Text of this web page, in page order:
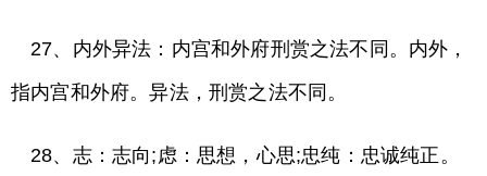
27、内外异法：内宫和外府刑赏之法不同。内外，
指内宫和外府。异法，刑赏之法不同。
28、志：志向;虑：思想，心思;忠纯：忠诚纯正。